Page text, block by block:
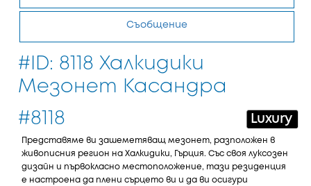
Съобщение
#ID: 8118 Халкидики
Мезонет Касандра
#8118
Luxury
Представяме ви зашеметяващ мезонет, разположен в
живописния регион на Халкидики, Гърция. Със своя луксозен
дизайн и първокласно местоположение, тази резиденция
е настроена да плени сърцето ви и да ви осигури